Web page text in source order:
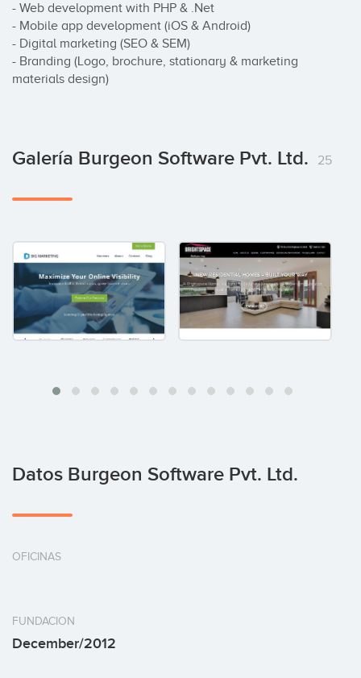
- Web development with PHP & .Net
- Mobile app development (iOS & Android)
- Digital marketing (SEO & SEM)
- Branding (Logo, brochure, stationary & marketing
materials design)
Galería Burgeon Software Pvt. Ltd. 25
Datos Burgeon Software Pvt. Ltd.
OFICINAS
FUNDACION
December/2012